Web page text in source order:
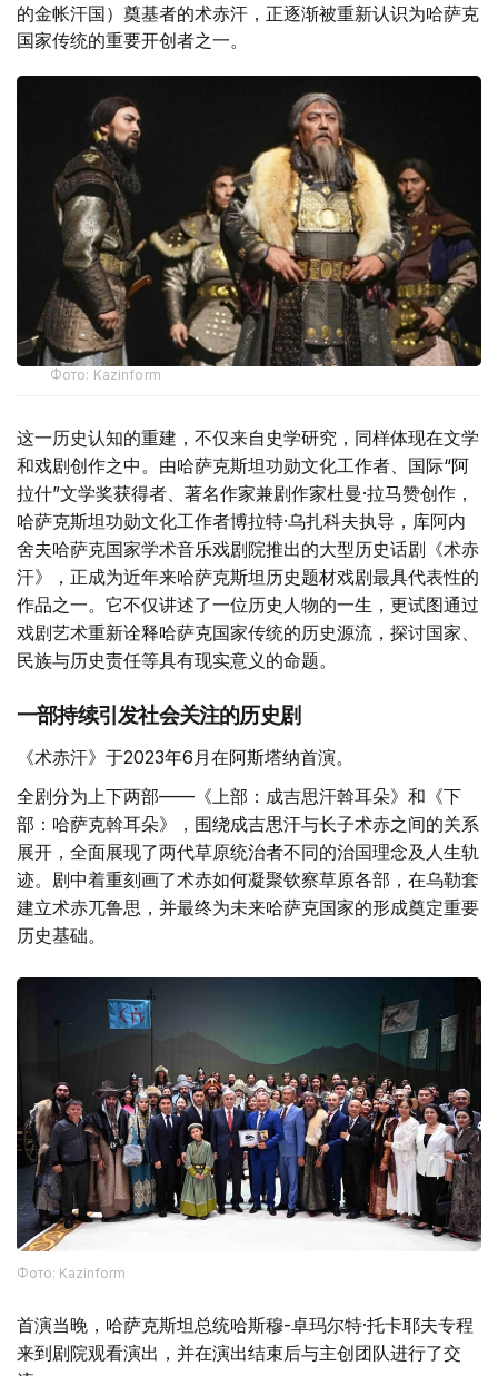
的金帐汗国）奠基者的术赤汗，正逐渐被重新认识为哈萨克
国家传统的重要开创者之一。
Фото: Kazinform
这一历史认知的重建，不仅来自史学研究，同样体现在文学
和戏剧创作之中。由哈萨克斯坦功勋文化工作者、国际“阿
拉什”文学奖获得者、著名作家兼剧作家杜曼·拉马赞创作，
哈萨克斯坦功勋文化工作者博拉特·乌扎科夫执导，库阿内
舍夫哈萨克国家学术音乐戏剧院推出的大型历史话剧《术赤
汗》，正成为近年来哈萨克斯坦历史题材戏剧最具代表性的
作品之一。它不仅讲述了一位历史人物的一生，更试图通过
戏剧艺术重新诠释哈萨克国家传统的历史源流，探讨国家、
民族与历史责任等具有现实意义的命题。
一部持续引发社会关注的历史剧
《术赤汗》于2023年6月在阿斯塔纳首演。
全剧分为上下两部——《上部：成吉思汗斡耳朵》和《下
部：哈萨克斡耳朵》，围绕成吉思汗与长子术赤之间的关系
展开，全面展现了两代草原统治者不同的治国理念及人生轨
迹。剧中着重刻画了术赤如何凝聚钦察草原各部，在乌勒套
建立术赤兀鲁思，并最终为未来哈萨克国家的形成奠定重要
历史基础。
Фото: Kazinform
首演当晚，哈萨克斯坦总统哈斯穆-卓玛尔特·托卡耶夫专程
来到剧院观看演出，并在演出结束后与主创团队进行了交